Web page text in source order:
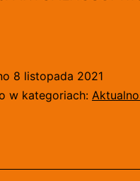
8 listopada 2021
w kategoriach: